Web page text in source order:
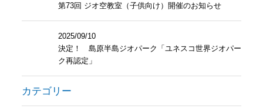
第73回 ジオ空教室（子供向け）開催のお知らせ
2025/09/10
決定！ 島原半島ジオパーク「ユネスコ世界ジオパー
ク再認定」
カテゴリー